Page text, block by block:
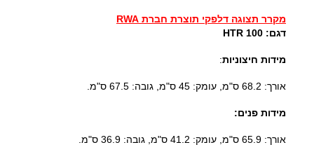
מקרר תצוגה דלפקי תוצרת חברת RWA
דגם: HTR 100
מידות חיצוניות:
אורך: 68.2 ס"מ, עומק: 45 ס"מ, גובה: 67.5 ס"מ.
מידות פנים:
אורך: 65.9 ס"מ, עומק: 41.2 ס"מ, גובה: 36.9 ס"מ.